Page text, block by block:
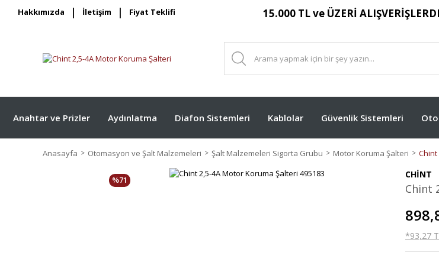
Hakkımızda İletişim Fiyat Teklifi 15.000 TL ve ÜZERİ
Anahtar ve Prizler Aydınlatma Diafon Sistemleri Kablolar Güvenlik Sistemleri
Anasayfa Otomasyon ve Şalt Malzemeleri Şalt Malzemeleri Sigorta Grubu Motor Koruma Şalteri Chint
%71
CHİNT
Chint
*93,27